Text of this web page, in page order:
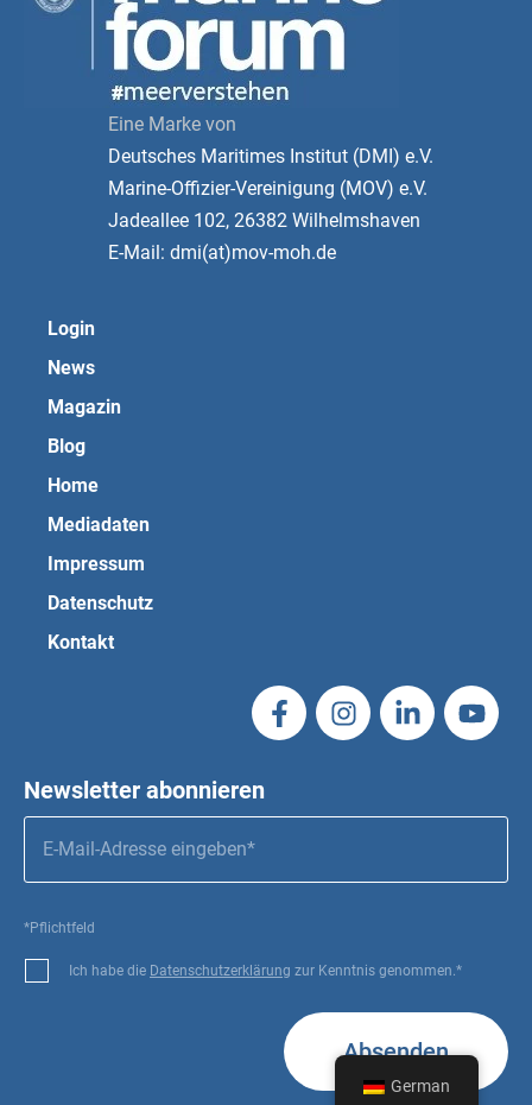
Eine Marke von
Deutsches Maritimes Institut (DMI) e.V.
Marine-Offizier-Vereinigung (MOV) e.V.
Jadeallee 102, 26382 Wilhelmshaven
E-Mail: dmi(at)mov-moh.de
Login
News
Magazin
Blog
Home
Mediadaten
Impressum
Datenschutz
Kontakt
Newsletter abonnieren
*Pflichtfeld
Ich habe die Datenschutzerklärung zur Kenntnis genommen.*
Absenden
German